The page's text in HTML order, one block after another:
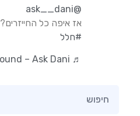
@ask__dani
אז איפה כל החייזרים?
#חלל
♬ original sound – Ask Dani